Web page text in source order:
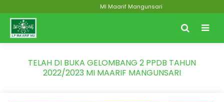
MI Maarif Mangunsari
TELAH DI BUKA GELOMBANG 2 PPDB TAHUN
2022/2023 MI MAARIF MANGUNSARI